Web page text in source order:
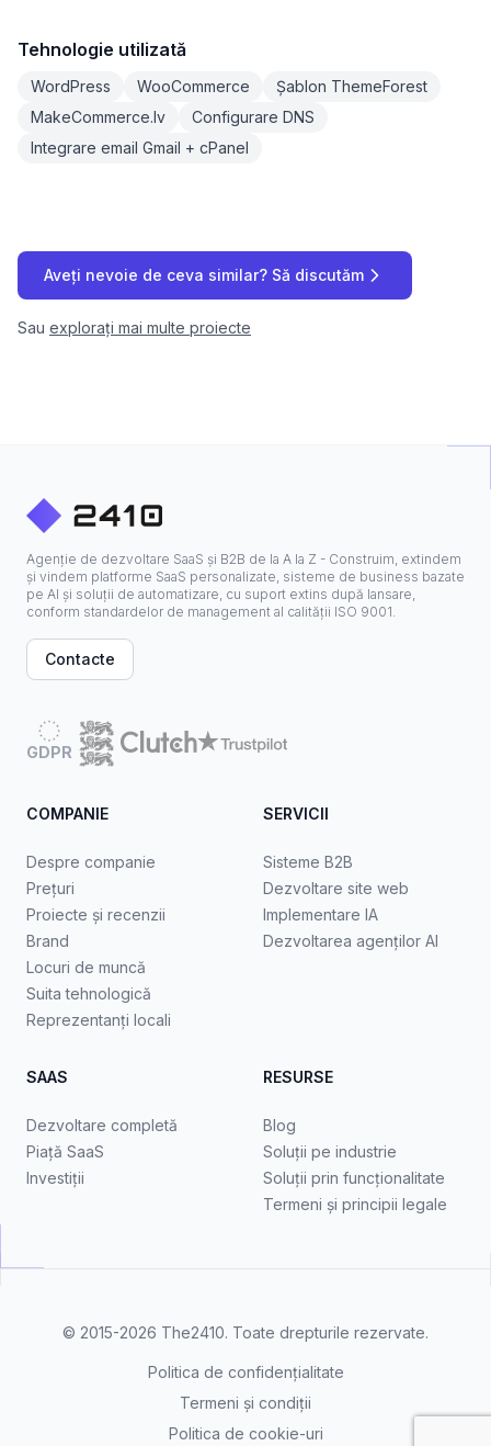
Tehnologie utilizată
WordPress WooCommerce
Șablon ThemeForest
MakeCommerce.lv
Configurare DNS
Integrare email Gmail + cPanel
Aveți nevoie de ceva similar? Să discutăm
Sau explorați mai multe proiecte
Agenție de dezvoltare SaaS și B2B de la A la Z - Construim, extindem
și vindem platforme SaaS personalizate, sisteme de business bazate
pe AI și soluții de automatizare, cu suport extins după lansare,
conform standardelor de management al calității ISO 9001.
Contacte
GDPR
COMPANIE
Despre companie
Prețuri
Proiecte și recenzii
Brand
Locuri de muncă
Suita tehnologică
Reprezentanți locali
SERVICII
Sisteme B2B
Dezvoltare site web
Implementare IA
Dezvoltarea agenților AI
SAAS
Dezvoltare completă
Piață SaaS
Investiții
RESURSE
Blog
Soluții pe industrie
Soluții prin funcționalitate
Termeni și principii legale
© 2015-2026 The2410. Toate drepturile rezervate.
Politica de confidențialitate
Termeni și condiții
Politica de cookie-uri